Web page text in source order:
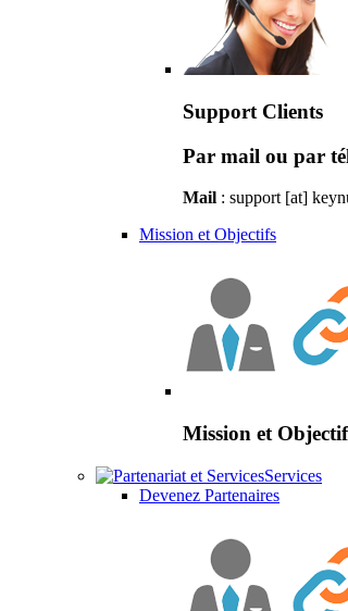
Support Clients
Par mail ou par
Mail : support [at]
Mission et Objectifs
Mission et
Services
Devenez Partenaires